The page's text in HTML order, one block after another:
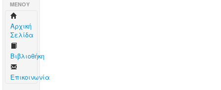
ΜΕΝΟΥ
Aρχική
Σελίδα
Βιβλιοθήκη
Επικοινωνία